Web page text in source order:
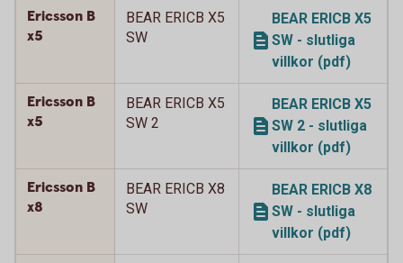
Ericsson B
x5
BEAR ERICB X5
SW
BEAR ERICB X5
SW - slutliga
villkor (pdf)
Ericsson B
x5
BEAR ERICB X5
SW 2
BEAR ERICB X5
SW 2 - slutliga
villkor (pdf)
Ericsson B
x8
BEAR ERICB X8
SW
BEAR ERICB X8
SW - slutliga
villkor (pdf)